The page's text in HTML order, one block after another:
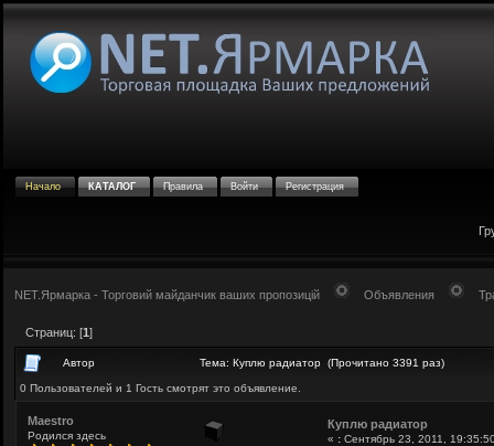
Начало КАТАЛОГ Правила Войти Регистрация
NET.Ярмарка - Торговий майданчик ваших пропозицій Объявления
Страниц: [1]
Автор Тема: Куплю радиатор (Прочитано 3391 раз)
0 Пользователей и 1 Гость смотрят это объявление.
Maestro
Родился здесь
Куплю радиатор
« : Сентябрь 23, 2011,